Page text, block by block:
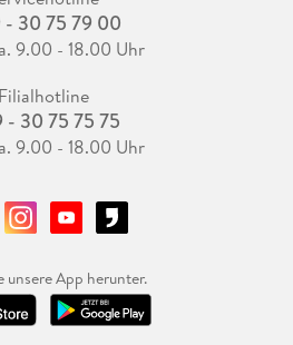
30 75 79 00
9.00 - 18.00 Uhr
Filialhotline
- 30 75 75 75
9.00 - 18.00 Uhr
unsere App herunter.